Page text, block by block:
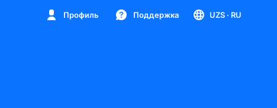
Профиль Поддержка UZS · RU